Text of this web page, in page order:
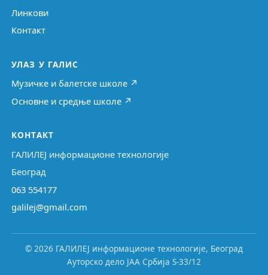
Линкови
Контакт
УЛАЗ У ГАЛИС
Музичке и балетске школе ↗
Основне и средње школе ↗
КОНТАКТ
ГАЛИЛЕЈ информационе технологије
Београд
063 554177
galilej@gmail.com
© 2026 ГАЛИЛЕЈ информационе технологије, Београд
Ауторско дело ЈАА Србија S-33/12